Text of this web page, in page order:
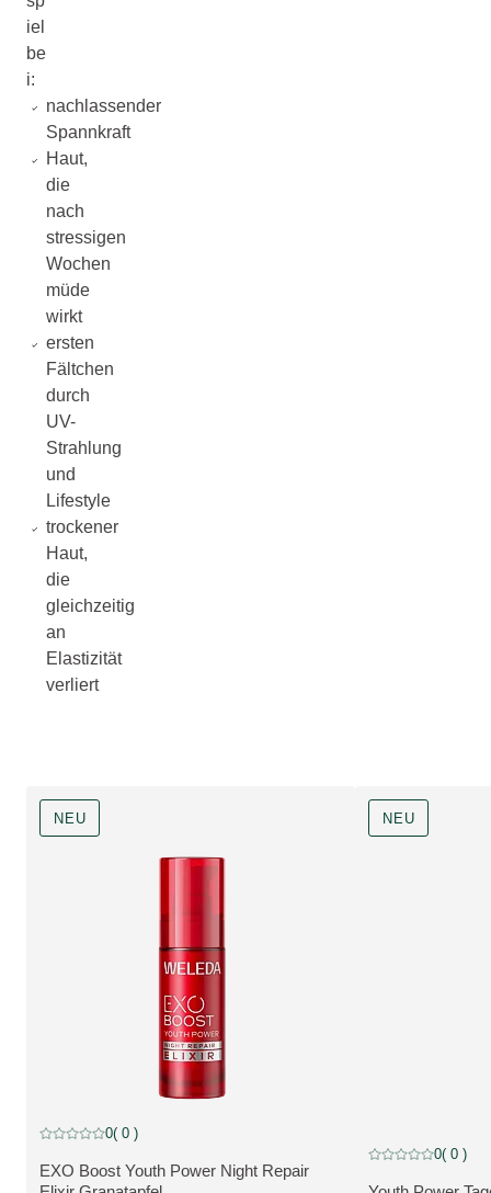
iel
be
i:
nachlassender
Spannkraft
Haut,
die
nach
stressigen
Wochen
müde
wirkt
ersten
Fältchen
durch
UV-
Strahlung
und
Lifestyle
trockener
Haut,
die
gleichzeitig
an
Elastizität
verliert
NEU
NEU
MEHR ZUM PRODUKT:
EXO Boost Youth Power Night Repair
Aktuelle Bewertung: 0 von 5 Sternen bewertet von 0 Kunden
0( 0 )
NEU
NEU
Aktuelle 0( 0 )